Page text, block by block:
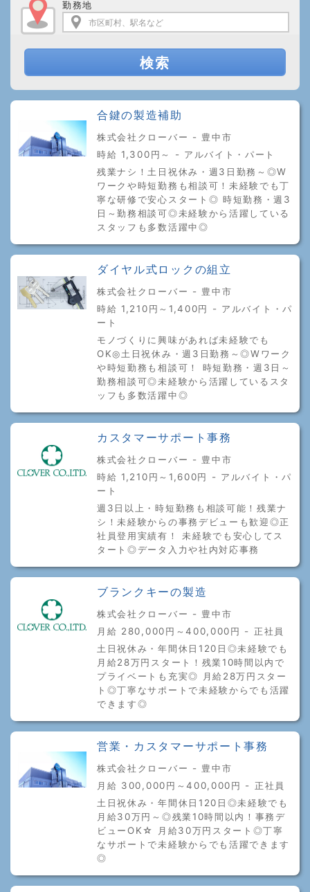
勤務地
検索
合鍵の製造補助
株式会社クローバー - 豊中市
時給 1,300円～ - アルバイト・パート
残業ナシ！土日祝休み・週3日勤務～◎W
ワークや時短勤務も相談可！未経験でも丁
寧な研修で安心スタート◎ 時短勤務・週3
日～勤務相談可◎未経験から活躍している
スタッフも多数活躍中◎
ダイヤル式ロックの組立
株式会社クローバー - 豊中市
時給 1,210円～1,400円 - アルバイト・パ
ート
モノづくりに興味があれば未経験でも
OK◎土日祝休み・週3日勤務～◎Wワーク
や時短勤務も相談可！ 時短勤務・週3日～
勤務相談可◎未経験から活躍しているスタ
ッフも多数活躍中◎
カスタマーサポート事務
株式会社クローバー - 豊中市
時給 1,210円～1,600円 - アルバイト・パ
ート
週3日以上・時短勤務も相談可能！残業ナ
シ！未経験からの事務デビューも歓迎◎正
社員登用実績有！ 未経験でも安心してス
タート◎データ入力や社内対応事務
ブランクキーの製造
株式会社クローバー - 豊中市
月給 280,000円～400,000円 - 正社員
土日祝休み・年間休日120日◎未経験でも
月給28万円スタート！残業10時間以内で
プライベートも充実◎ 月給28万円スター
ト◎丁寧なサポートで未経験からでも活躍
できます◎
営業・カスタマーサポート事務
株式会社クローバー - 豊中市
月給 300,000円～400,000円 - 正社員
土日祝休み・年間休日120日◎未経験でも
月給30万円～◎残業10時間以内！事務デ
ビューOK☆ 月給30万円スタート◎丁寧
なサポートで未経験からでも活躍できます
◎